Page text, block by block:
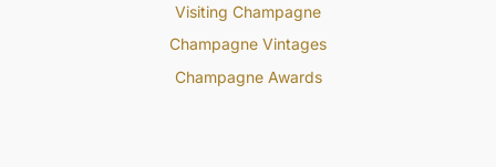
Visiting Champagne
Champagne Vintages
Champagne Awards